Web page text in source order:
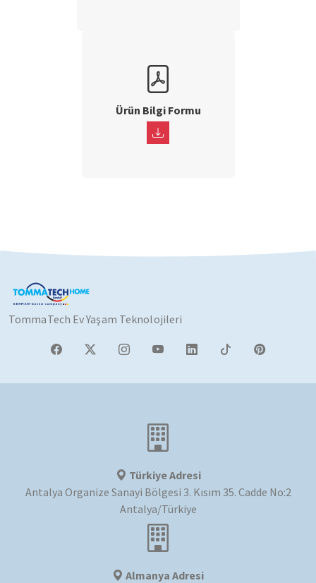
Ürün Bilgi Formu
TommaTech Ev Yaşam Teknolojileri
Türkiye Adresi
Antalya Organize Sanayi Bölgesi 3. Kısım 35. Cadde No:2
Antalya/Türkiye
Almanya Adresi